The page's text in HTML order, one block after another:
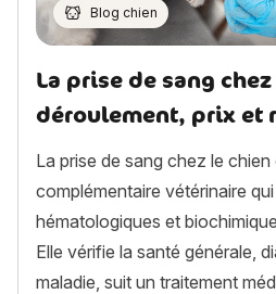
Blog chien
La prise de sang
déroulement, prix et
La prise de sang chez le
complémentaire vétérinaire
hématologiques et
Elle vérifie la santé générale,
maladie, suit un traitement